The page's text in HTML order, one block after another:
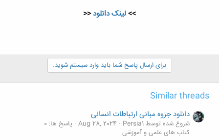
>>لینک دانلود<<
برای ارسال پاسخ شما باید وارد سیستم شوید.
Similar threads
دانلود جزوه مبانی ارتباطات انسانی
شروع شده توسط Persia1 Aug 28, 2024 پاسخ ها: 0
کتاب های علمی و آموزشی